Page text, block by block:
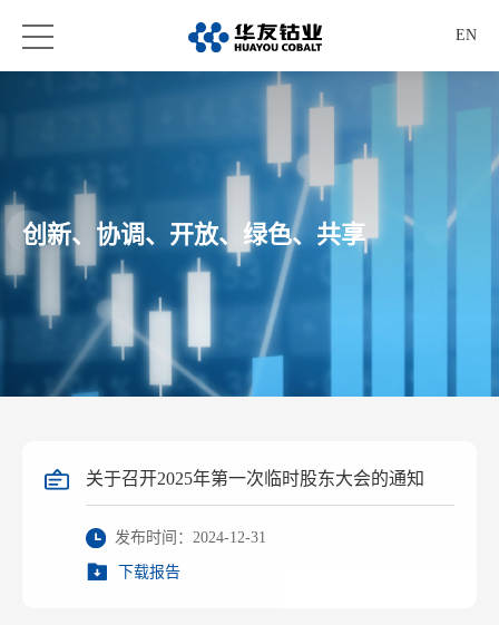
EN
创新、协调、开放、绿色、共享
关于召开2025年第一次临时股东大会的通知
发布时间：2024-12-31
下载报告